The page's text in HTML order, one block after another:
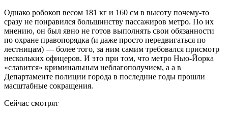
Однако робокоп весом 181 кг и 160 см в высоту почему-то
сразу не понравился большинству пассажиров метро. По их
мнению, он был явно не готов выполнять свои обязанности
по охране правопорядка (и даже просто передвигаться по
лестницам) — более того, за ним самим требовался присмотр
нескольких офицеров. И это при том, что метро Нью-Йорка
«славится» криминальным неблагополучием, а а в
Департаменте полиции города в последние годы прошли
масштабные сокращения.
Сейчас смотрят